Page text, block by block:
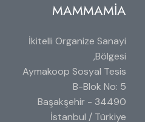
MAMMAMİA
İkitelli Organize Sanayi
Bölgesi,
Aymakoop Sosyal Tesis
B-Blok No: 5
34490 Başakşehir -
İstanbul / Türkiye